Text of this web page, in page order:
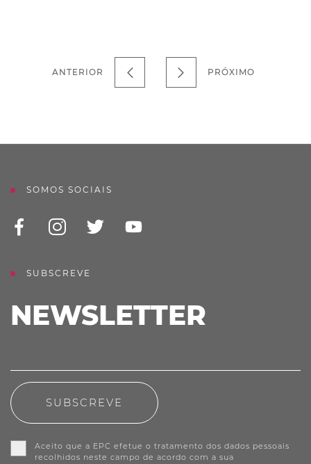
ANTERIOR PRÓXIMO
SOMOS SOCIAIS
SUBSCREVE
NEWSLETTER
SUBSCREVE
Aceito que a EPC efetue o tratamento dos dados pessoais
recolhidos neste campo de acordo com a sua